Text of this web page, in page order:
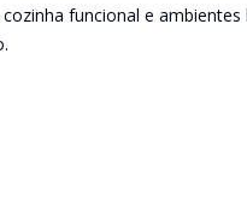
funcional e